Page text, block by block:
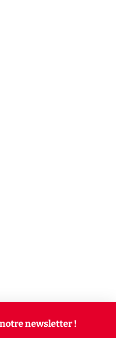
newsletter !